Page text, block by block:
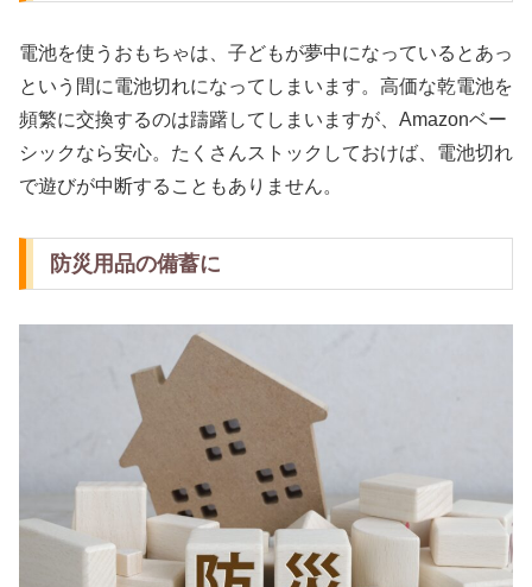
電池を使うおもちゃは、子どもが夢中になっているとあっ
という間に電池切れになってしまいます。高価な乾電池を
頻繁に交換するのは躊躇してしまいますが、Amazonベー
シックなら安心。たくさんストックしておけば、電池切れ
で遊びが中断することもありません。
防災用品の備蓄に